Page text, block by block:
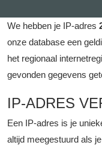
We hebben je IP-adres
onze database een
het regionaal
gevonden gegevens
IP-ADRES
Een IP-adres is je
altijd meegestuurd als